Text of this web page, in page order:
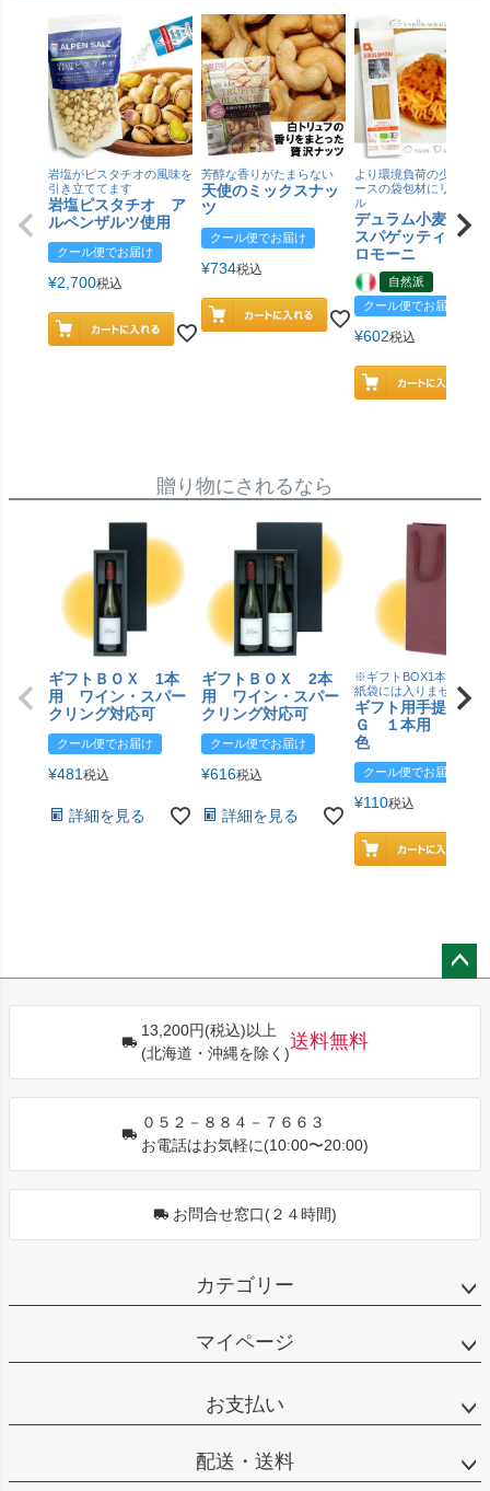
岩塩がピスタチオの風味を
引き立ててます
岩塩ピスタチオ ア
ルペンザルツ使用
クール便でお届け
¥2,700税込
芳醇な香りがたまらない
天使のミックスナッ
ツ
クール便でお届け
¥734税込
より環境負荷の少ない紙
ースの袋包材にリニュー
ル
デュラム小麦 有
スパゲッティ／ジ
ロモーニ
自然派
クール便でお届け
¥602税込
贈り物にされるなら
ギフトＢＯＸ 1本
用 ワイン・スパー
クリング対応可
クール便でお届け
¥481 税込
詳細を見る
ギフトＢＯＸ 2本
用 ワイン・スパー
クリング対応可
クール便でお届け
¥616税込
詳細を見る
※ギフトBOX1本用はこ
紙袋には入りません
ギフト用手提げＢ
Ｇ １本用 エン
色
クール便でお届け
¥110税込
13,200円(税込)以上
(北海道・沖縄を除く)
送料無料
０５２－８８４－７６６３
お電話はお気軽に(10:00〜20:00)
お問合せ窓口(２４時間)
カテゴリー
マイページ
お支払い
配送・送料